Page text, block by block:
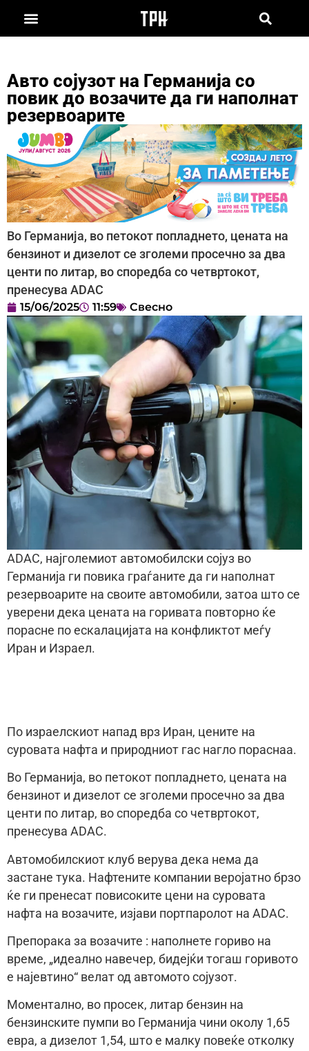
Авто сојузот на Германија со
повик до возачите да ги наполнат
резервоарите
Во Германија, во петокот попладнето, цената на
бензинот и дизелот се зголеми просечно за два
центи по литар, во споредба со четвртокот,
пренесува ADAC
15/06/2025 11:59 Свесно
ADAC, најголемиот автомобилски сојуз во
Германија ги повика граѓаните да ги наполнат
резервоарите на своите автомобили, затоа што се
уверени дека цената на горивата повторно ќе
порасне по ескалацијата на конфликтот меѓу
Иран и Израел.
По израелскиот напад врз Иран, цените на
суровата нафта и природниот гас нагло пораснаа.
Во Германија, во петокот попладнето, цената на
бензинот и дизелот се зголеми просечно за два
центи по литар, во споредба со четвртокот,
пренесува ADAC.
Автомобилскиот клуб верува дека нема да
застане тука. Нафтените компании веројатно брзо
ќе ги пренесат повисоките цени на суровата
нафта на возачите, изјави портпаролот на ADAC.
Препорака за возачите : наполнете гориво на
време, „идеално навечер, бидејќи тогаш горивото
е најевтино“ велат од автомото сојузот.
Моментално, во просек, литар бензин на
бензинските пумпи во Германија чини околу 1,65
евра, а дизелот 1,54, што е малку повеќе отколку